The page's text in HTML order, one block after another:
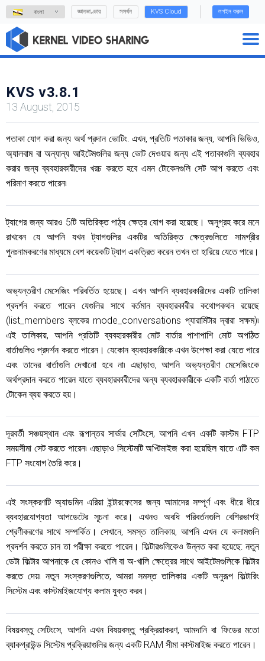
বাংলা জ্ঞানভাণ্ডার সমর্থন KVS Cloud লগইন করুন
KVS v3.8.1
13 August, 2015
পতাকা যোগ করা জন্য অর্থ প্রদান ভোটিং. এখন, প্রতিটি পতাকার জন্য, আপনি ভিডিও,
অ্যালবাম বা অন্যান্য আইটেমগুলির জন্য ভোট দেওয়ার জন্য এই পতাকাগুলি ব্যবহার
করার জন্য ব্যবহারকারীদের খরচ করতে হবে এমন টোকেনগুলি সেট আপ করতে এবং
পরিমাণ করতে পারেন৷
ট্যাগের জন্য আরও 5টি অতিরিক্ত পাঠ্য ক্ষেত্র যোগ করা হয়েছে। অনুগ্রহ করে মনে
রাখবেন যে আপনি যখন ট্যাগগুলির একটির অতিরিক্ত ক্ষেত্রগুলিতে সামগ্রীর
পুনঃনামকরণের মাধ্যমে বেশ কয়েকটি ট্যাগ একত্রিত করেন তখন তা হারিয়ে যেতে পারে।
অভ্যন্তরীণ মেসেজিং পরিবর্তিত হয়েছে। এখন আপনি ব্যবহারকারীদের একটি তালিকা
প্রদর্শন করতে পারেন যেগুলির সাথে বর্তমান ব্যবহারকারীর কথোপকথন রয়েছে
(list_members ব্লকের mode_conversations প্যারামিটার দ্বারা সক্ষম)৷
এই তালিকায়, আপনি প্রতিটি ব্যবহারকারীর মোট বার্তার পাশাপাশি মোট অপঠিত
বার্তাগুলিও প্রদর্শন করতে পারেন। যেকোন ব্যবহারকারীকে এখন উপেক্ষা করা যেতে পারে
এবং তাদের বার্তাগুলি দেখানো হবে না৷ এছাড়াও, আপনি অভ্যন্তরীণ মেসেজিংকে
অর্থপ্রদান করতে পারেন যাতে ব্যবহারকারীদের অন্য ব্যবহারকারীকে একটি বার্তা পাঠাতে
টোকেন ব্যয় করতে হয়।
দূরবর্তী সঞ্চয়স্থান এবং রূপান্তর সার্ভার সেটিংসে, আপনি এখন একটি কাস্টম FTP
সময়সীমা সেট করতে পারেন৷ এছাড়াও সিস্টেমটি অপ্টিমাইজ করা হয়েছিল যাতে এটি কম
FTP সংযোগ তৈরি করে।
এই সংস্করণটি অ্যাডমিন এরিয়া ইন্টারফেসের জন্য আমাদের সম্পূর্ণ এবং ধীরে ধীরে
ব্যবহারযোগ্যতা আপডেটের সূচনা করে। এখনও অবধি পরিবর্তনগুলি বেশিরভাগই
শ্রেণীকরণের সাথে সম্পর্কিত। সেখানে, সমস্ত তালিকায়, আপনি এখন যে কলামগুলি
প্রদর্শন করতে চান তা পরীক্ষা করতে পারেন। ফিল্টারগুলিকেও উন্নত করা হয়েছে: নতুন
ডেটা ফিল্টার আপনাকে যে কোনও খালি বা অ-খালি ক্ষেত্রের সাথে আইটেমগুলিকে ফিল্টার
করতে দেয়৷ নতুন সংস্করণগুলিতে, আমরা সমস্ত তালিকায় একটি অনুরূপ ফিল্টারিং
সিস্টেম এবং কাস্টমাইজযোগ্য কলাম যুক্ত করব।
বিষয়বস্তু সেটিংসে, আপনি এখন বিষয়বস্তু প্রক্রিয়াকরণ, আমদানি বা ফিডের মতো
ব্যাকগ্রাউন্ড সিস্টেম প্রক্রিয়াগুলির জন্য একটি RAM সীমা কাস্টমাইজ করতে পারেন।